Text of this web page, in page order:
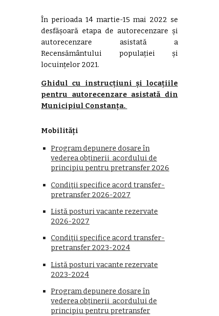
În perioada 14 martie-15 mai 2022 se
desfășoară etapa de autorecenzare și
autorecenzare asistată a
Recensământului populației și
locuințelor 2021.
Ghidul cu instrucțiuni și locațiile
pentru autorecenzare asistată din
Municipiul Constanța.
Mobilități
Program depunere dosare în
vederea obținerii acordului de
principiu pentru pretransfer 2026
Condiţii specifice acord transfer-
pretransfer 2026-2027
Listă posturi vacante rezervate
2026-2027
Condiţii specifice acord transfer-
pretransfer 2023-2024
Listă posturi vacante rezervate
2023-2024
Program depunere dosare în
vederea obținerii acordului de
principiu pentru pretransfer